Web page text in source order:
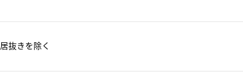
居抜きを除く